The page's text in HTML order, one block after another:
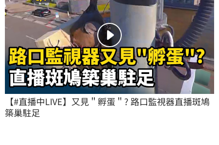
【#直播中LIVE】又見＂孵蛋＂? 路口監視器直播斑鳩
築巢駐足